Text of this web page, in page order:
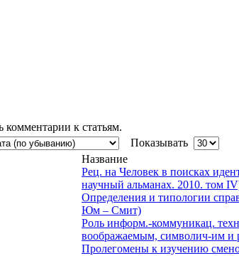
комментарии к статьям.
Показывать
Название
Рец. на Человек в поисках
научный альманах. 2010. том
Определения и типологии
Юм – Смит)
Роль информ.-коммуникац.
воображаемым, символич-им и
Пролегомены к изучению